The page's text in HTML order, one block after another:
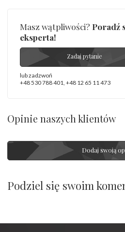
Masz wątpliwości? Poradź
eksperta!
Zadaj pytanie
lub zadzwoń
+48 530 788 401 +48 12 65 11 473
Opinie naszych klientów
Dodaj swoją
Podziel się swoim